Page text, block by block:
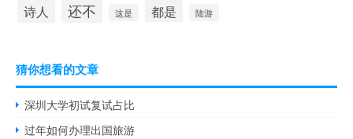
诗人 还不 这是 都是 陆游
猜你想看的文章
深圳大学初试复试占比
过年如何办理出国旅游